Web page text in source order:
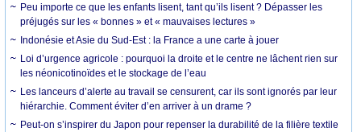
Peu importe ce que les enfants lisent, tant qu’ils lisent ? Dépasser les
préjugés sur les « bonnes » et « mauvaises lectures »
Indonésie et Asie du Sud-Est : la France a une carte à jouer
Loi d’urgence agricole : pourquoi la droite et le centre ne lâchent rien sur
les néonicotinoïdes et le stockage de l’eau
Les lanceurs d’alerte au travail se censurent, car ils sont ignorés par leur
hiérarchie. Comment éviter d’en arriver à un drame ?
Peut-on s’inspirer du Japon pour repenser la durabilité de la filière textile